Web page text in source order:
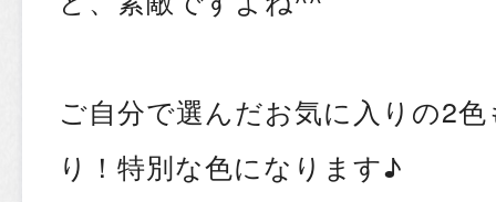
ご自分で選んだお気に入りの2
り！特別な色になります♪